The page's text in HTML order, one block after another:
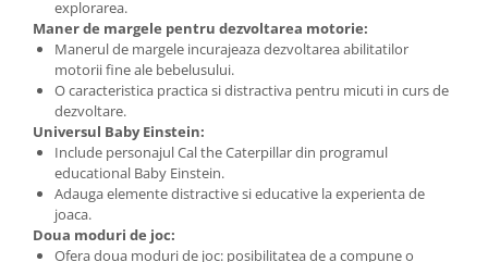
explorarea.
Maner de margele pentru dezvoltarea motorie:
Manerul de margele incurajeaza dezvoltarea abilitatilor
motorii fine ale bebelusului.
O caracteristica practica si distractiva pentru micuti in curs de
dezvoltare.
Universul Baby Einstein:
Include personajul Cal the Caterpillar din programul
educational Baby Einstein.
Adauga elemente distractive si educative la experienta de
joaca.
Doua moduri de joc:
Ofera doua moduri de joc: posibilitatea de a compune o